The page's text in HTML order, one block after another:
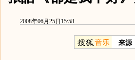
2008年06月25日15:58
来源